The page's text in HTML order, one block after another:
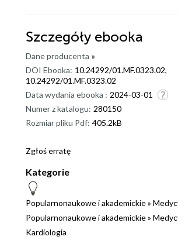
Szczegóły ebooka
Dane producenta »
DOI Ebooka: 10.24292/01.MF.0323.02,
10.24292/01.MF.0323.02
Data wydania ebooka : 2024-03-01
Numer z katalogu: 280150
Rozmiar pliku Pdf: 405.2kB
Zgłoś erratę
Kategorie
Popularnonaukowe i akademickie»
Popularnonaukowe i akademickie»
Kardiologia